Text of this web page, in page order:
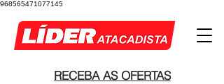
968565471077145
RECEBA AS OFERTAS